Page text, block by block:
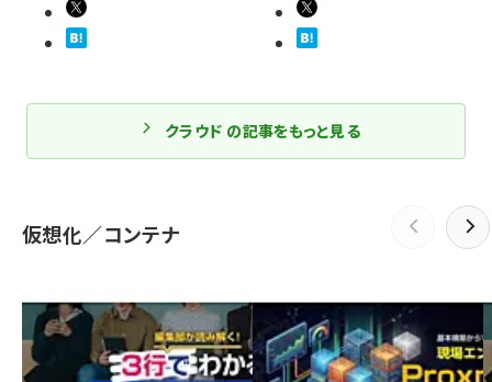
クラウド の記事をもっと見る
仮想化／コンテナ